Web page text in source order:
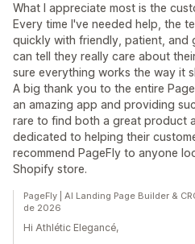
What I appreciate most is the
Every time I've needed help, the
quickly with friendly, patient, and
can tell they really care about
sure everything works the way it
A big thank you to the entire
an amazing app and providing
rare to find both a great product
dedicated to helping their
recommend PageFly to anyone
Shopify store.
PageFly | AI Landing Page Builder &
de 2026
Hi Athlétic Elegancé,